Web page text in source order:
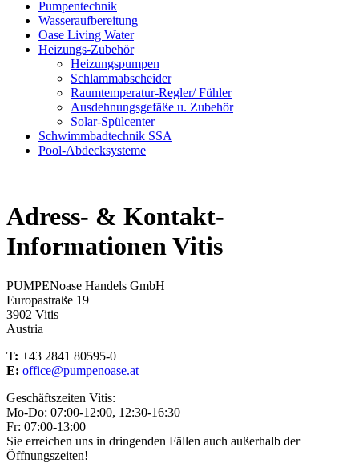
Pumpentechnik
Wasseraufbereitung
Oase Living Water
Heizungs-Zubehör
Heizungspumpen
Schlammabscheider
Raumtemperatur-Regler/ Fühler
Ausdehnungsgefäße u. Zubehör
Solar-Spülcenter
Schwimmbadtechnik SSA
Pool-Abdecksysteme
Adress- & Kontakt-
Informationen Vitis
PUMPENoase Handels GmbH
Europastraße 19
3902 Vitis
Austria
T: +43 2841 80595-0
E: office@pumpenoase.at
Geschäftszeiten Vitis:
Mo-Do: 07:00-12:00, 12:30-16:30
Fr: 07:00-13:00
Sie erreichen uns in dringenden Fällen auch außerhalb der
Öffnungszeiten!